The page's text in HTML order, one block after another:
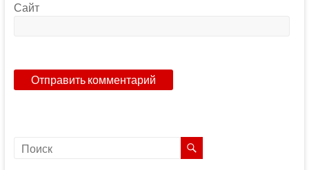
Сайт